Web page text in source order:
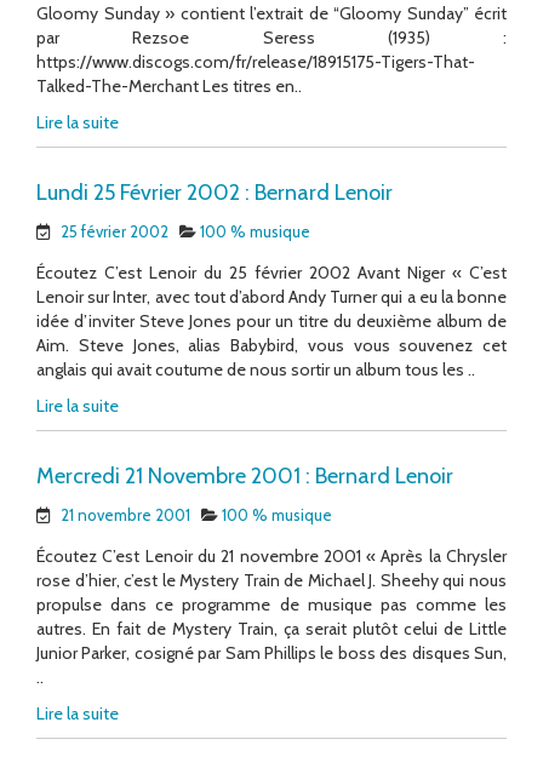
Gloomy Sunday » contient l’extrait de “Gloomy Sunday” écrit
par Rezsoe Seress (1935) :
https://www.discogs.com/fr/release/18915175-Tigers-That-
Talked-The-Merchant Les titres en..
Lire la suite
Lundi 25 Février 2002 : Bernard Lenoir
25 février 2002 100 % musique
Écoutez C’est Lenoir du 25 février 2002 Avant Niger « C’est
Lenoir sur Inter, avec tout d’abord Andy Turner qui a eu la bonne
idée d’inviter Steve Jones pour un titre du deuxième album de
Aim. Steve Jones, alias Babybird, vous vous souvenez cet
anglais qui avait coutume de nous sortir un album tous les ..
Lire la suite
Mercredi 21 Novembre 2001 : Bernard Lenoir
21 novembre 2001 100 % musique
Écoutez C’est Lenoir du 21 novembre 2001 « Après la Chrysler
rose d’hier, c’est le Mystery Train de Michael J. Sheehy qui nous
propulse dans ce programme de musique pas comme les
autres. En fait de Mystery Train, ça serait plutôt celui de Little
Junior Parker, cosigné par Sam Phillips le boss des disques Sun,
..
Lire la suite